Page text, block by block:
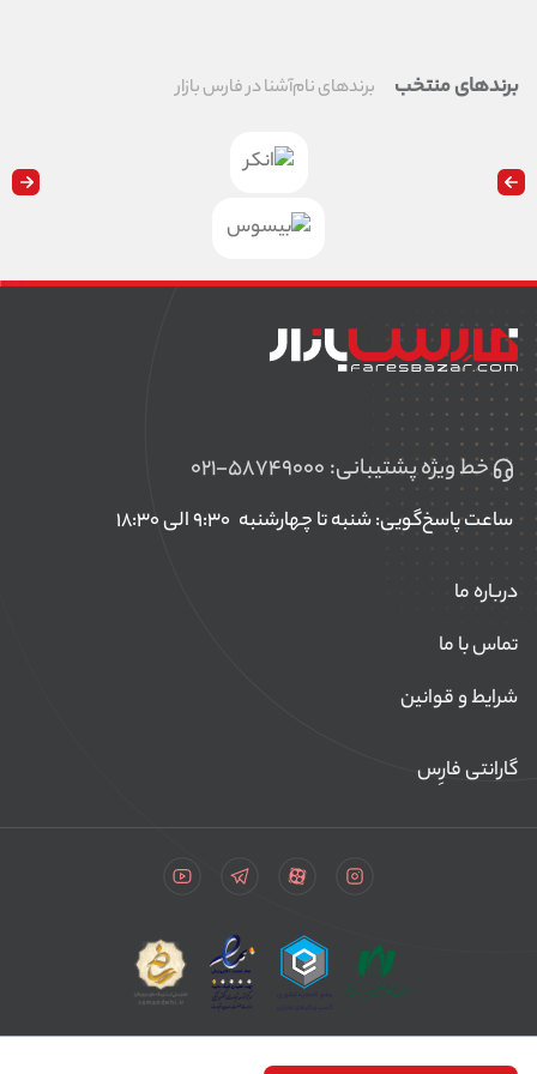
برندهای منتخب برندهای نام‌آشنا در فارس بازار
خط ویژه پشتیبانی: ۰۲۱-۵۸۷۴۹۰۰۰
ساعت پاسخ‌گویی: شنبه تا چهارشنبه
درباره ما
تماس با ما
شرایط و قوانین
گارانتی فارِس